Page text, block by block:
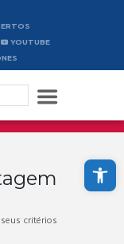
Abrir a barra de ferramentas
YOUTUBE
critérios